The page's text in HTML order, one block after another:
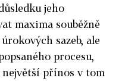
jeho
maxima souběžně
sazeb, ale
procesu,
přínos v tom